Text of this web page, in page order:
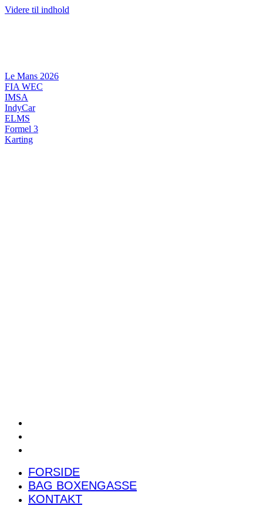
Videre til indhold
Le Mans 2026
FIA WEC
IMSA
IndyCar
ELMS
Formel 3
Karting
FORSIDE
BAG BOXENGASSE
KONTAKT